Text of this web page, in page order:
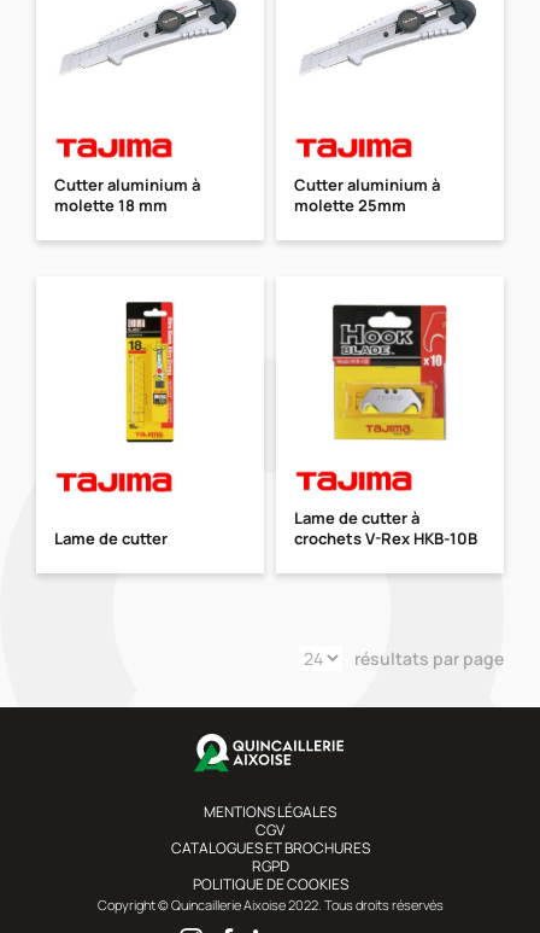
Cutter aluminium à
molette 18 mm
Cutter aluminium à
molette 25mm
Lame de cutter
Lame de cutter à
crochets V-Rex HKB-10B
résultats par page
MENTIONS LÉGALES
CGV
CATALOGUES ET BROCHURES
RGPD
POLITIQUE DE COOKIES
Copyright © Quincaillerie Aixoise 2022. Tous droits réservés